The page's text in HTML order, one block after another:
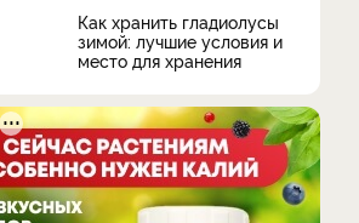
Как хранить гладиолусы
зимой: лучшие условия и
место для хранения